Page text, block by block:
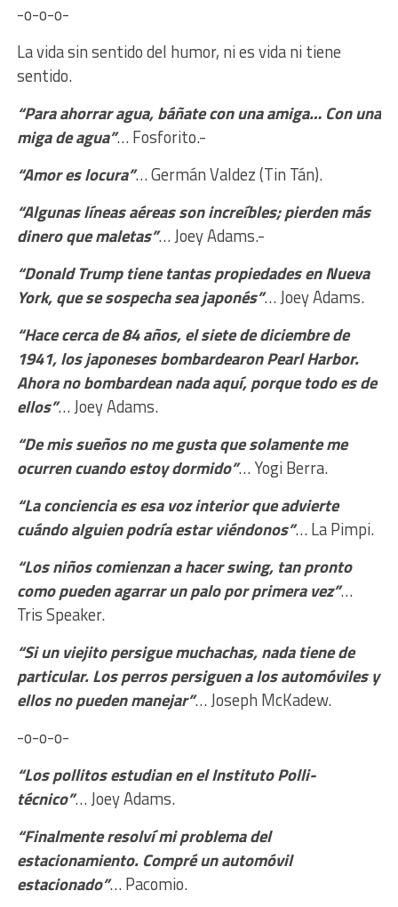
-o-o-o-
La vida sin sentido del humor, ni es vida ni tiene
sentido.
“Para ahorrar agua, báñate con una amiga… Con una
miga de agua”… Fosforito.-
“Amor es locura”… Germán Valdez (Tin Tán).
“Algunas líneas aéreas son increíbles; pierden más
dinero que maletas”… Joey Adams.-
“Donald Trump tiene tantas propiedades en Nueva
York, que se sospecha sea japonés”… Joey Adams.
“Hace cerca de 84 años, el siete de diciembre de
1941, los japoneses bombardearon Pearl Harbor.
Ahora no bombardean nada aquí, porque todo es de
ellos”… Joey Adams.
“De mis sueños no me gusta que solamente me
ocurren cuando estoy dormido”… Yogi Berra.
“La conciencia es esa voz interior que advierte
cuándo alguien podría estar viéndonos”… La Pimpi.
“Los niños comienzan a hacer swing, tan pronto
como pueden agarrar un palo por primera vez”…
Tris Speaker.
“Si un viejito persigue muchachas, nada tiene de
particular. Los perros persiguen a los automóviles y
ellos no pueden manejar”… Joseph McKadew.
-o-o-o-
“Los pollitos estudian en el Instituto Polli-
técnico”… Joey Adams.
“Finalmenteresolví mi problema del
estacionamiento. Compré un automóvil
estacionado”… Pacomio.